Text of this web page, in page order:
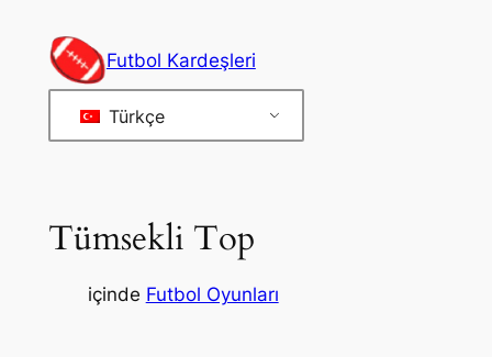
Futbol Kardeşleri
Türkçe
Tümsekli Top
içinde Futbol Oyunları